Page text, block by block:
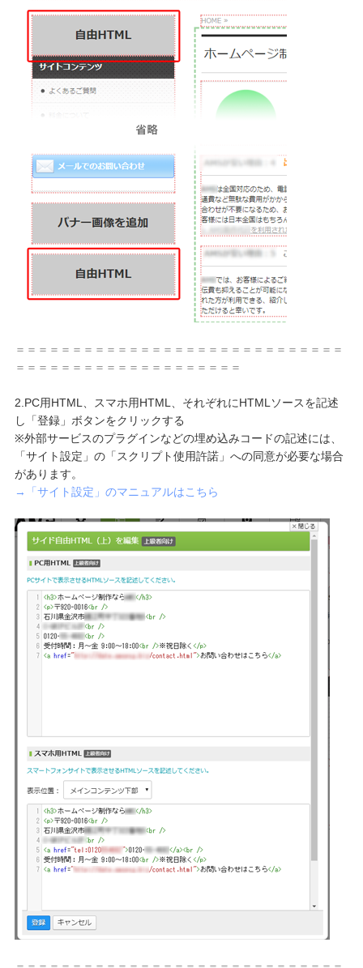
＝＝＝＝＝＝＝＝＝＝＝＝＝＝＝＝＝＝＝＝＝＝＝＝＝＝＝＝＝
＝＝＝＝＝＝＝＝＝＝＝＝＝＝＝＝＝＝＝＝
2.PC用HTML、スマホ用HTML、それぞれにHTMLソースを記述
し「登録」ボタンをクリックする
※外部サービスのプラグインなどの埋め込みコードの記述には、
「サイト設定」の「スクリプト使用許諾」への同意が必要な場合
があります。
→「サイト設定」のマニュアルはこちら